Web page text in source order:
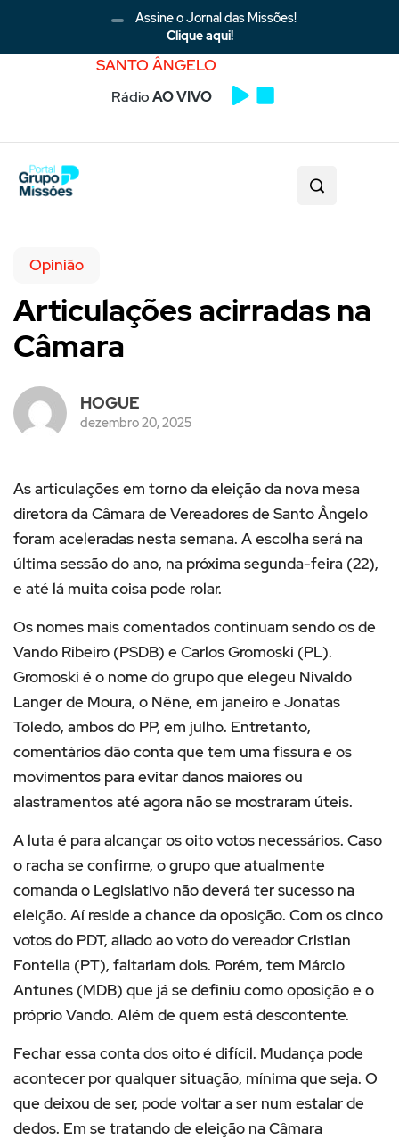
Assine o Jornal das Missões!
Clique aqui!
SANTO ÂNGELO
RádioAO VIVO
Opinião
Articulações acirradas na
Câmara
HOGUE
dezembro 20, 2025
As articulações em torno da eleição da nova mesa
diretora da Câmara de Vereadores de Santo Ângelo
foram aceleradas nesta semana. A escolha será na
última sessão do ano, na próxima segunda-feira (22),
e até lá muita coisa pode rolar.
Os nomes mais comentados continuam sendo os de
Vando Ribeiro (PSDB) e Carlos Gromoski (PL).
Gromoski é o nome do grupo que elegeu Nivaldo
Langer de Moura, o Nêne, em janeiro e Jonatas
Toledo, ambos do PP, em julho. Entretanto,
comentários dão conta que tem uma fissura e os
movimentos para evitar danos maiores ou
alastramentos até agora não se mostraram úteis.
A luta é para alcançar os oito votos necessários. Caso
o racha se confirme, o grupo que atualmente
comanda o Legislativo não deverá ter sucesso na
eleição. Aí reside a chance da oposição. Com os cinco
votos do PDT, aliado ao voto do vereador Cristian
Fontella (PT), faltariam dois. Porém, tem Márcio
Antunes (MDB) que já se definiu como oposição e o
próprio Vando. Além de quem está descontente.
Fechar essa conta dos oito é difícil. Mudança pode
acontecer por qualquer situação, mínima que seja. O
que deixou de ser, pode voltar a ser num estalar de
dedos. Em se tratando de eleição na Câmara